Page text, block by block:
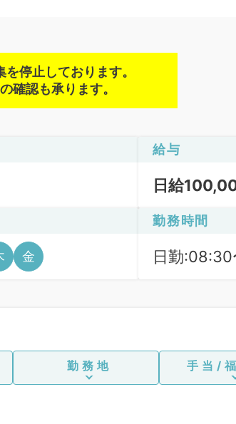
停止しております。
確認も承ります。
給与
日給
金
勤務時間
日勤:08:30
勤務地 手当/